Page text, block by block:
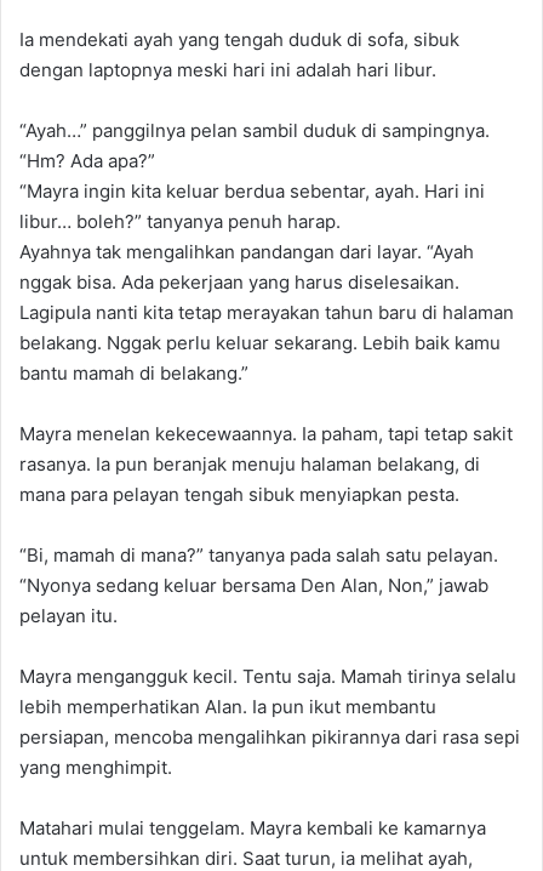
Ia mendekati ayah yang tengah duduk di sofa, sibuk
dengan laptopnya meski hari ini adalah hari libur.
“Ayah…” panggilnya pelan sambil duduk di sampingnya.
“Hm? Ada apa?”
“Mayra ingin kita keluar berdua sebentar, ayah. Hari ini
libur… boleh?” tanyanya penuh harap.
Ayahnya tak mengalihkan pandangan dari layar. “Ayah
nggak bisa. Ada pekerjaan yang harus diselesaikan.
Lagipula nanti kita tetap merayakan tahun baru di halaman
belakang. Nggak perlu keluar sekarang. Lebih baik kamu
bantu mamah di belakang.”
Mayra menelan kekecewaannya. Ia paham, tapi tetap sakit
rasanya. Ia pun beranjak menuju halaman belakang, di
mana para pelayan tengah sibuk menyiapkan pesta.
“Bi, mamah di mana?” tanyanya pada salah satu pelayan.
“Nyonya sedang keluar bersama Den Alan, Non,” jawab
pelayan itu.
Mayra mengangguk kecil. Tentu saja. Mamah tirinya selalu
lebih memperhatikan Alan. Ia pun ikut membantu
persiapan, mencoba mengalihkan pikirannya dari rasa sepi
yang menghimpit.
Matahari mulai tenggelam. Mayra kembali ke kamarnya
untuk membersihkan diri. Saat turun, ia melihat ayah,